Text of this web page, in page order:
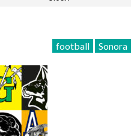
football Sonora